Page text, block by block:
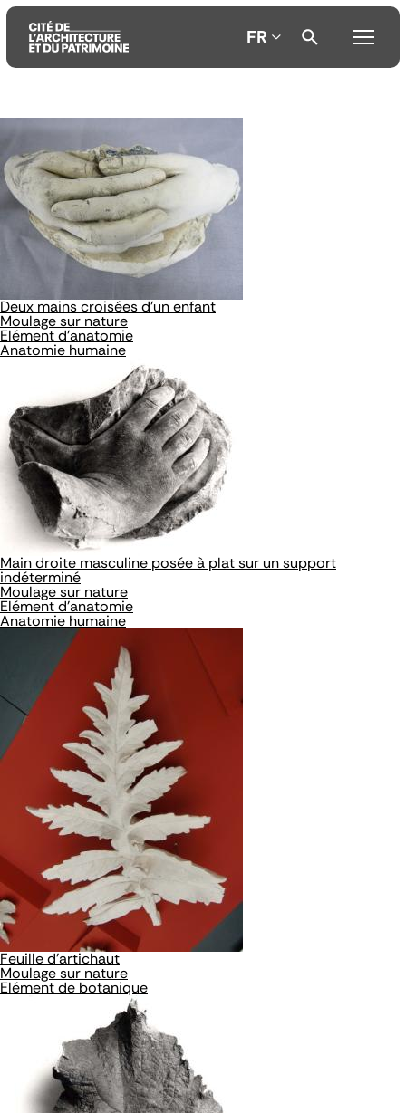
Aller
contenu
principal
Aller
menu
principal
Aller
la
recherche
FR
Deux mains croisées d'un enfant
Moulage sur nature
Elément d'anatomie
Anatomie humaine
Main droite masculine posée à plat sur un support
indéterminé
Moulage sur nature
Elément d'anatomie
Anatomie humaine
Feuille d'artichaut
Moulage sur nature
Elément de botanique